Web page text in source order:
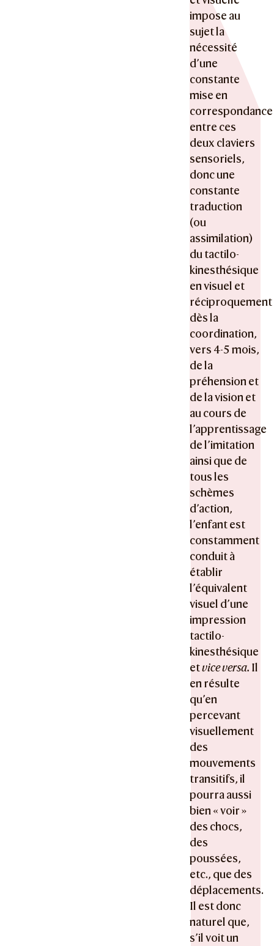
impose au
sujet la
nécessité
d’une
constante
mise en
correspondance
entre ces
deux claviers
sensoriels,
donc une
constante
traduction
(ou
assimilation)
du tactilo-
kinesthésique
en visuel et
réciproquement
dès la
coordination,
vers 4-5 mois,
de la
préhension et
de la vision et
au cours de
l’apprentissage
de l’imitation
ainsi que de
tous les
schèmes
d’action,
l’enfant est
constamment
conduit à
établir
l’équivalent
visuel d’une
impression
tactilo-
kinesthésique
etvice versa. Il
en résulte
qu’en
percevant
visuellement
des
mouvements
transitifs, il
pourra aussi
bien « voir »
des chocs,
des
poussées,
etc., que des
déplacements.
Il est donc
naturel que,
s’il voit un